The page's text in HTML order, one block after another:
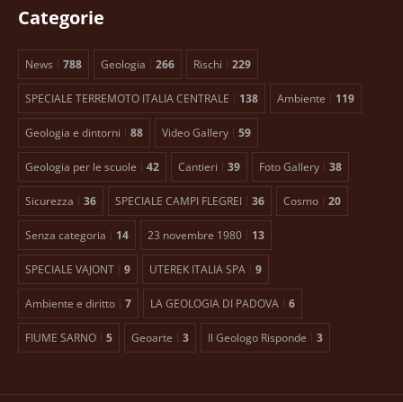
Categorie
News 788 Geologia 266 Rischi 229
SPECIALE TERREMOTO ITALIA CENTRALE 138 Ambiente 119
Geologia e dintorni 88 Video Gallery 59
Geologia per le scuole 42 Cantieri 39 Foto Gallery 38
Sicurezza 36 SPECIALE CAMPI FLEGREI 36 Cosmo 20
Senza categoria 14 23 novembre 1980 13
SPECIALE VAJONT 9 UTEREK ITALIA SPA 9
Ambiente e diritto 7 LA GEOLOGIA DI PADOVA 6
FIUME SARNO 5 Geoarte 3 Il Geologo Risponde 3